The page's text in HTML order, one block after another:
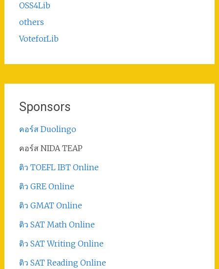
OSS4Lib
others
VoteforLib
Sponsors
คอร์ส Duolingo
คอร์ส NIDA TEAP
ติว TOEFL IBT Online
ติว GRE Online
ติว GMAT Online
ติว SAT Math Online
ติว SAT Writing Online
ติว SAT Reading Online